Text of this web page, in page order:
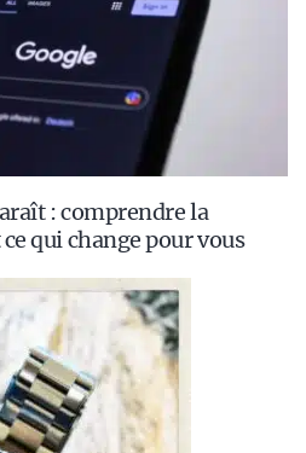
: comprendre la
qui change pour vous